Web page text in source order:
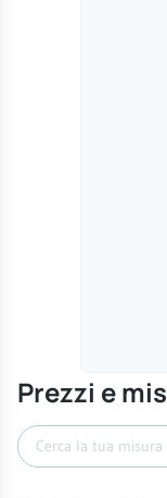
Prezzi e
Cerca misura